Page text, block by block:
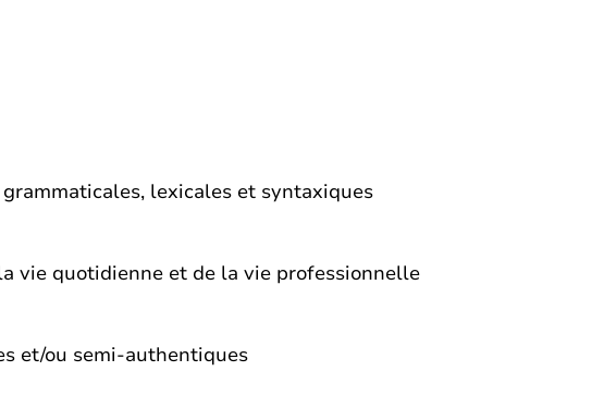
lexicales et syntaxiques
quotidienne et de la vie professionnelle
ou semi-authentiques